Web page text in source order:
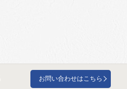
お問い合わせはこちら